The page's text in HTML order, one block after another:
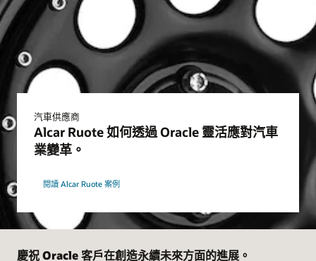
汽車供應商
Alcar Ruote 如何透過 Oracle 靈活應對汽車
業變革。
閱讀 Alcar Ruote 案例
慶祝 Oracle 客戶在創造永續未來方面的進展。